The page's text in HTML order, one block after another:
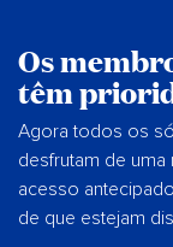
Os
têm
Agora todos os
desfrutam de uma
acesso
de que estejam